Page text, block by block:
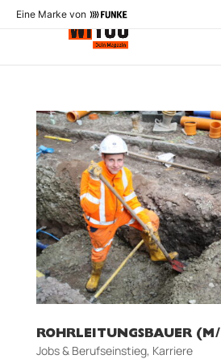
Eine Marke von
ROHRLEITUNGSBAUER
Jobs & Berufseinstieg, Karriere